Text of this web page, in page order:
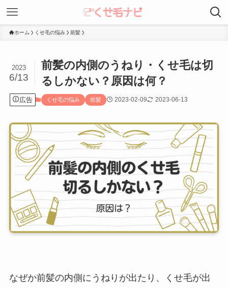
ホーム くせ毛の悩み 前髪
前髪の内側のうねり・くせ毛は切
るしかない？原因は何？
2023
6/13
広告 くせ毛の悩み 前髪 2023-02-09 2023-06-13
なぜか前髪の内側にうねりが出たり、くせ毛が出